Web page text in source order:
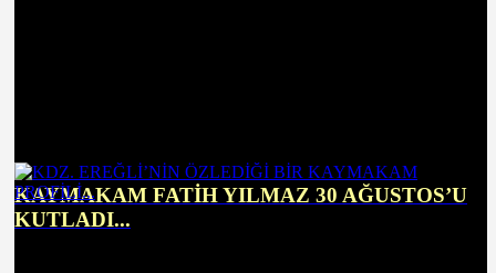
KAYMAKAM FATİH YILMAZ 30 AĞUSTOS’U
KUTLADI...